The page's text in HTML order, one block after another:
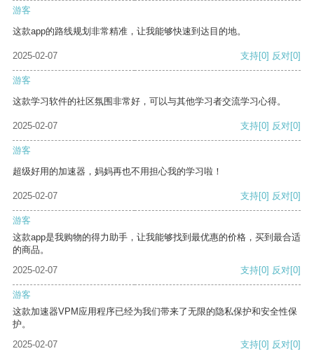
游客
这款app的路线规划非常精准，让我能够快速到达目的地。
2025-02-07 支持[0] 反对[0]
游客
这款学习软件的社区氛围非常好，可以与其他学习者交流学习心得。
2025-02-07 支持[0] 反对[0]
游客
超级好用的加速器，妈妈再也不用担心我的学习啦！
2025-02-07 支持[0] 反对[0]
游客
这款app是我购物的得力助手，让我能够找到最优惠的价格，买到最合适
的商品。
2025-02-07
支持[0] 反对[0]
游客
这款加速器VPM应用程序已经为我们带来了无限的隐私保护和安全性保
护。
2025-02-07
支持[0] 反对[0]